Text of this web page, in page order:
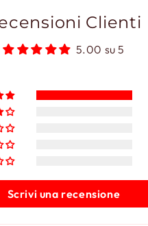
Clienti
5.00 su 5
Scrivi una recensione